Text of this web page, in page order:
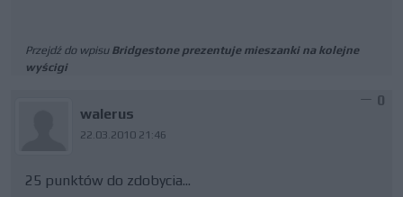
Przejdź do wpisu Bridgestone prezentuje mieszanki na kolejne
wyścigi
walerus
22.03.2010 21:46
0
25 punktów do zdobycia...